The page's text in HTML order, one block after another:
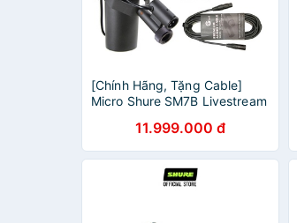
[Chính Hãng, Tặng Cable]
Micro Shure SM7B Livestream
Thu Studio Microphone Biểu
Diễn
11.999.000 đ